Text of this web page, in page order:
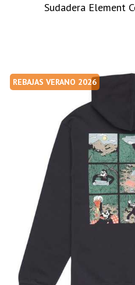
Sudadera Element
REBAJAS VERANO 2026